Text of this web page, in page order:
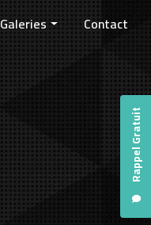
Rappel Gratuit
Galeries
Entreprises
Collectivités
Particuliers
Contact